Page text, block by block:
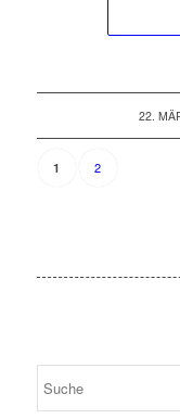
22. /
1 2